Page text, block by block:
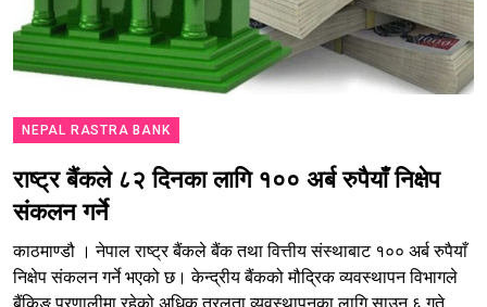
NEPAL RASTRA BANK
राष्ट्र बैंकले ८२ दिनका लागि १०० अर्ब रुपैयाँ निक्षेप
संकलन गर्ने
काठमाण्डौ । नेपाल राष्ट्र बैंकले बैंक तथा वित्तीय संस्थाबाट १०० अर्ब रुपैयाँ
निक्षेप संकलन गर्ने भएको छ। केन्द्रीय बैंकको मौद्रिक व्यवस्थापन विभागले